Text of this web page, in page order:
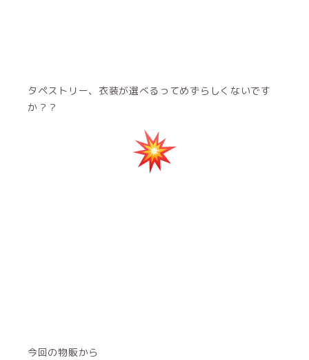
タペストリー、衣装が選べるってめずらしくないです
か？？
今回の物販から